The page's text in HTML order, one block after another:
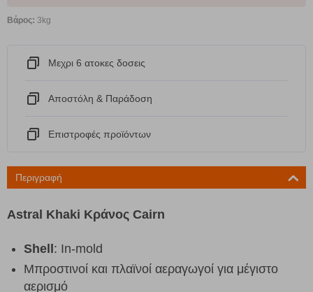
Βάρος: 3kg
Μεχρι 6 ατοκες δοσεις
Αποστόλη & Παράδοση
Eπιστροφές προϊόντων
Περιγραφή
Astral Khaki Κράνος Cairn
Shell: In-mold
Μπροστινοί και πλαϊνοί αεραγωγοί για μέγιστο
αερισμό